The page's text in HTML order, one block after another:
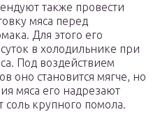
также провести
мяса перед
Для этого его
в холодильнике при
Под воздействием
оно становится мягче, но
мяса его надрезают
крупного помола.